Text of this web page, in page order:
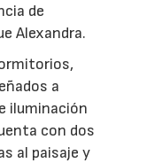
de
Alexandra.
a
iluminación
con dos
al paisaje y